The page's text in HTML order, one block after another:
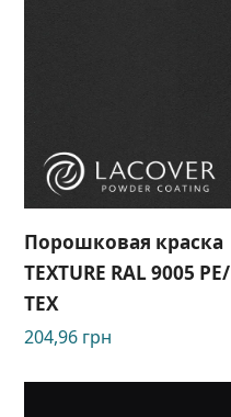
Порошковая краска
TEXTURE RAL 9005 РЕ/
ТЕХ
204,96 грн